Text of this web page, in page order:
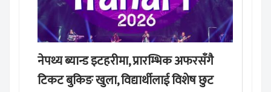
नेपथ्य ब्यान्ड इटहरीमा, प्रारम्भिक अफरसँगै
टिकट बुकिङ खुला, विद्यार्थीलाई विशेष छुट